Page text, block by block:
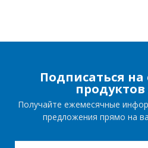
Подписаться
продуктов
Получайте ежемесячные
предложения прямо на